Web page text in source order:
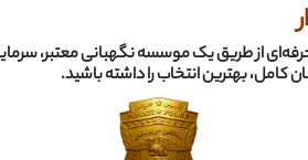
از طریق یک موسسه نگهبانی معتبر،
کامل، بهترین انتخاب را داشته باشید.